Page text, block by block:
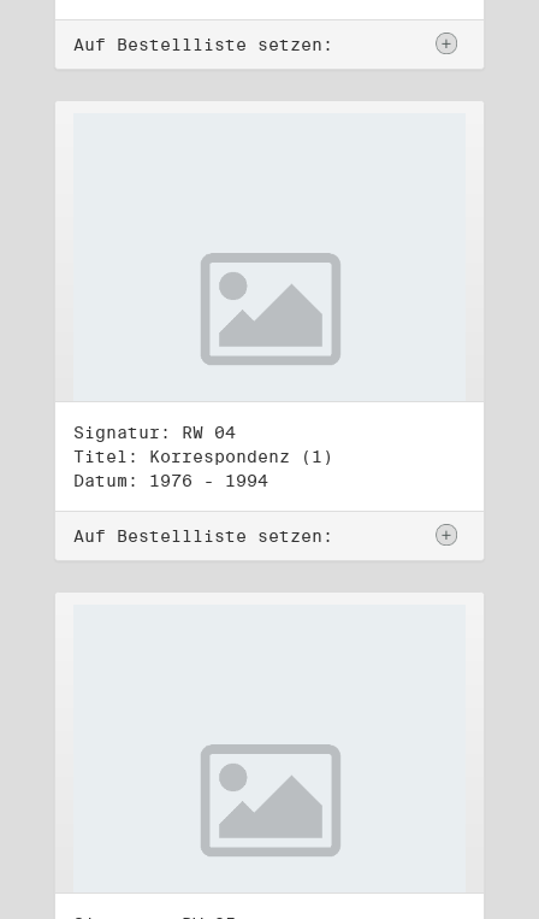
Auf Bestellliste setzen:
Signatur: RW 04
Titel: Korrespondenz (1)
Datum: 1976 - 1994
Auf Bestellliste setzen: